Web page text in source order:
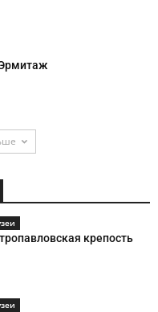
крепость